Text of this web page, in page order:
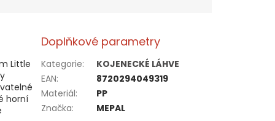
Little
horní
Doplňkové parametry
Kategorie:
KOJENECKÉ LÁHVE
EAN:
8720294049319
Materiál:
PP
Značka: MEPAL